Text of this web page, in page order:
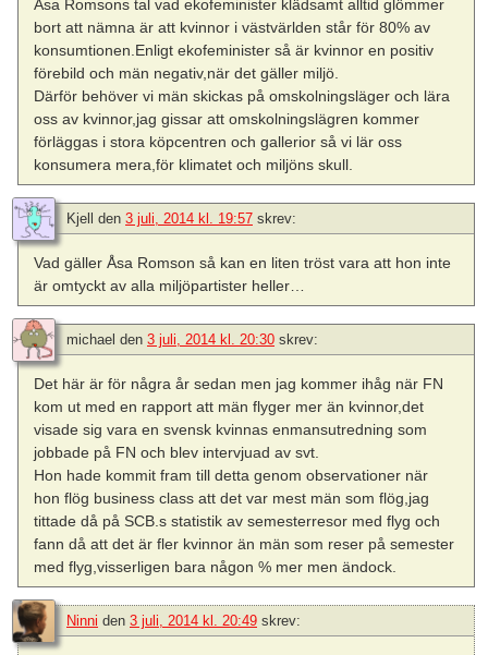
Åsa Romsons tal vad ekofeminister klädsamt alltid glömmer
bort att nämna är att kvinnor i västvärlden står för 80% av
konsumtionen.Enligt ekofeminister så är kvinnor en positiv
förebild och män negativ,när det gäller miljö.
Därför behöver vi män skickas på omskolningsläger och lära
oss av kvinnor,jag gissar att omskolningslägren kommer
förläggas i stora köpcentren och gallerior så vi lär oss
konsumera mera,för klimatet och miljöns skull.
Kjell den 3 juli, 2014 kl. 19:57 skrev:
Vad gäller Åsa Romson så kan en liten tröst vara att hon inte
är omtyckt av alla miljöpartister heller…
michael den 3 juli, 2014 kl. 20:30 skrev:
Det här är för några år sedan men jag kommer ihåg när FN
kom ut med en rapport att män flyger mer än kvinnor,det
visade sig vara en svensk kvinnas enmansutredning som
jobbade på FN och blev intervjuad av svt.
Hon hade kommit fram till detta genom observationer när
hon flög business class att det var mest män som flög,jag
tittade då på SCB.s statistik av semesterresor med flyg och
fann då att det är fler kvinnor än män som reser på semester
med flyg,visserligen bara någon % mer men ändock.
Ninni den 3 juli, 2014 kl. 20:49 skrev: